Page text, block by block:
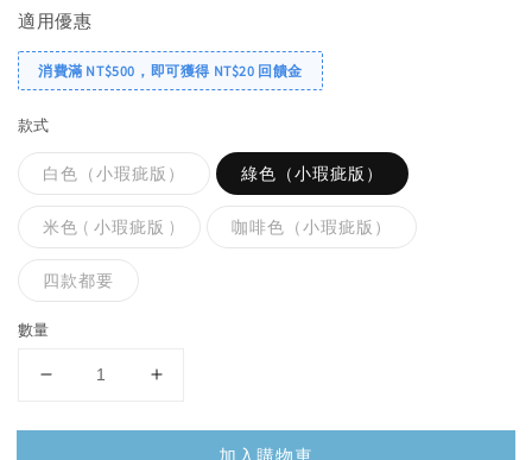
適用優惠
消費滿 NT$500，即可獲得 NT$20 回饋金
款式
白色（小瑕疵版） 綠色（小瑕疵版）
米色 ( 小瑕疵版 ) 咖啡色（小瑕疵版）
四款都要
數量